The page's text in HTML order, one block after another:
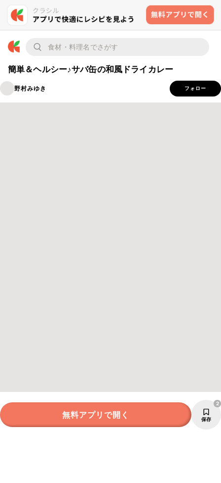
簡単＆ヘルシー♪サバ缶の和風ドライカレー
野村みゆき フォロー
無料アプリで開く 保存
2